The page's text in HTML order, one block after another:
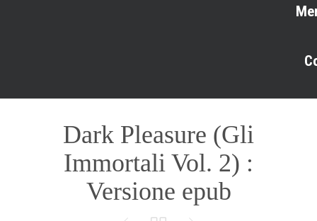
Dark Pleasure (Gli
Immortali Vol. 2) :
Versione epub